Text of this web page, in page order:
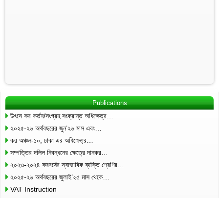
Publications
উৎসে কর কর্তন/সংগ্রহ সংক্রান্ত অধিক্ষেত্র…
২০২৫-২৬ অর্থবছরের জুন’২৬ মাস এবং…
কর অঞ্চল-১০, ঢাকা এর অধিক্ষেত্র…
সম্পত্তির দলিল নিবন্ধনের ক্ষেত্রে দানকর…
২০২৩-২০২৪ করবর্ষের স্বাভাবিক ব্যক্তি শ্রেণির…
২০২৫-২৬ অর্থবছরের জুলাই’২৫ মাস থেকে…
VAT Instruction